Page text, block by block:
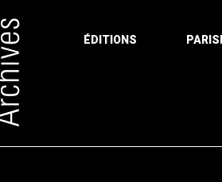
ÉDITIONS